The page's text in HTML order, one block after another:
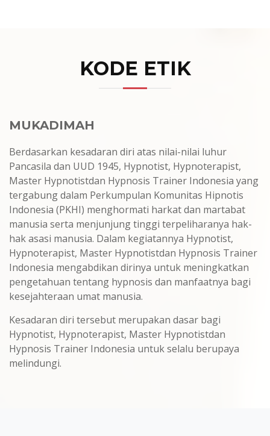
KODE ETIK
MUKADIMAH
Berdasarkan kesadaran diri atas nilai-nilai luhur
Pancasila dan UUD 1945, Hypnotist, Hypnoterapist,
Master Hypnotistdan Hypnosis Trainer Indonesia yang
tergabung dalam Perkumpulan Komunitas Hipnotis
Indonesia (PKHI) menghormati harkat dan martabat
manusia serta menjunjung tinggi terpeliharanya hak-
hak asasi manusia. Dalam kegiatannya Hypnotist,
Hypnoterapist, Master Hypnotistdan Hypnosis Trainer
Indonesia mengabdikan dirinya untuk meningkatkan
pengetahuan tentang hypnosis dan manfaatnya bagi
kesejahteraan umat manusia.
Kesadaran diri tersebut merupakan dasar bagi
Hypnotist, Hypnoterapist, Master Hypnotistdan
Hypnosis Trainer Indonesia untuk selalu berupaya
melindungi.